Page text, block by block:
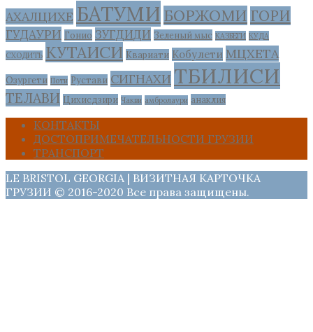
АХАЛЦИХЕ БАТУМИ БОРЖОМИ ГОРИ
ГУДАУРИ Гонио ЗУГДИДИ Зеленый мыс КАЗБЕГИ КУДА
СХОДИТЬ КУТАИСИ Квариати Кобулети МЦХЕТА
Озургети Поти Рустави СИГНАХИ ТБИЛИСИ
ТЕЛАВИ Цихисдзири Чакви амбролаури анаклия
КОНТАКТЫ
ДОСТОПРИМЕЧАТЕЛЬНОСТИ ГРУЗИИ
ТРАНСПОРТ
LE BRISTOL GEORGIA | ВИЗИТНАЯ КАРТОЧКА
ГРУЗИИ © 2016-2020 Все права защищены.